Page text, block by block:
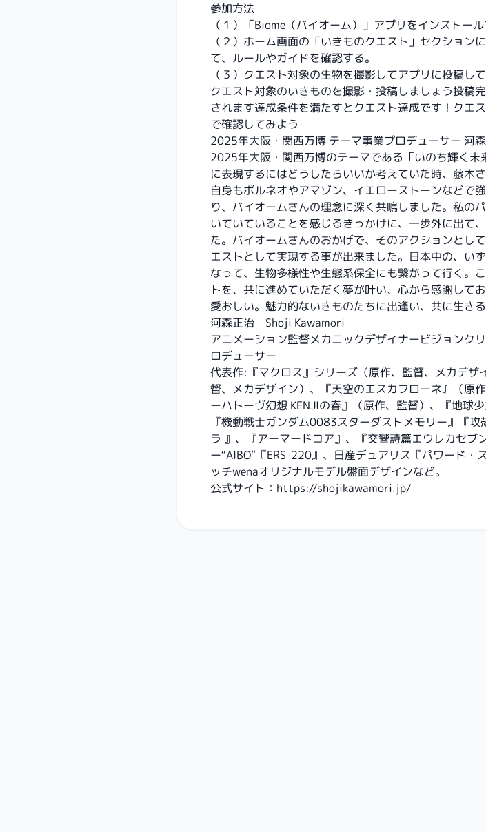
参加方法
（１）「Biome（バイオーム）」アプリをインストール
（２）ホーム画面の「いきものクエスト」セクション
て、ルールやガイドを確認する。
（３）クエスト対象の生物を撮影してアプリに投稿し
クエスト対象のいきものを撮影・投稿しましょう投稿
されます達成条件を満たすとクエスト達成です！クエ
で確認してみよう
2025年大阪・関西万博 テーマ事業プロデューサー 河
2025年大阪・関西万博のテーマである「いのち輝く
に表現するにはどうしたらいいか考えていた時、藤木
自身もボルネオやアマゾン、イエローストーンなどで
り、バイオームさんの理念に深く共鳴しました。私の
いていていることを感じるきっかけに、一歩外に出て
た。バイオームさんのおかげで、そのアクションとし
エストとして実現する事が出来ました。日本中の、い
なって、生物多様性や生態系保全にも繋がって行く。
トを、共に進めていただく夢が叶い、心から感謝して
愛おしい。魅力的ないきものたちに出逢い、共に生き
河森正治 Shoji Kawamori
アニメーション監督メカニックデザイナービジョンク
ロデューサー
代表作:『マクロス』シリーズ（原作、監督、メカデ
督、メカデザイン）、『天空のエスカフローネ』（原
ーハトーヴ幻想 KENJIの春』（原作、監督）、『地球
『機動戦士ガンダム0083スターダストメモリー』『
ラ 』、『アーマードコア』、『交響詩篇エウレカセブ
ー“AIBO”『ERS-220』、日産デュアリス『パワード
ッチwenaオリジナルモデル盤面デザインなど。
公式サイト： https://shojikawamori.jp/